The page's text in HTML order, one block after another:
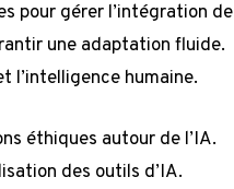
pour gérer l’intégration de
une adaptation fluide.
l’intelligence humaine.
éthiques autour de l’IA.
des outils d’IA.